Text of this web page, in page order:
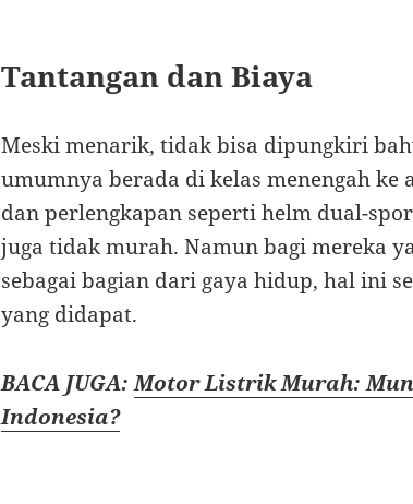
Tantangan dan Biaya
Meski menarik, tidak bisa dipungkiri
umumnya berada di kelas menengah ke
dan perlengkapan seperti helm dual-
juga tidak murah. Namun bagi mereka
sebagai bagian dari gaya hidup, hal ini
yang didapat.
BACA JUGA:Motor Listrik Murah:
Indonesia?